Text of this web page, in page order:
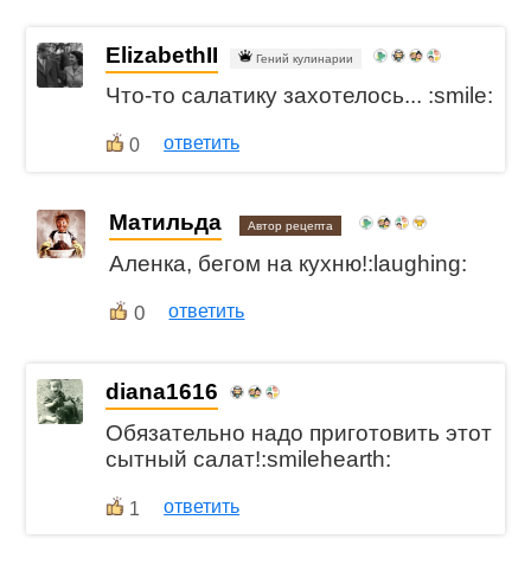
ElizabethII Гений кулинарии
Что-то салатику захотелось... :smile:
0 ответить
Матильда Автор рецепта
Аленка, бегом на кухню!:laughing:
0 ответить
diana1616
Обязательно надо приготовить этот
сытный салат!:smilehearth:
1 ответить